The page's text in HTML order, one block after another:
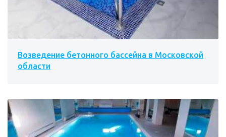
Возведение бетонного бассейна в Московской
области